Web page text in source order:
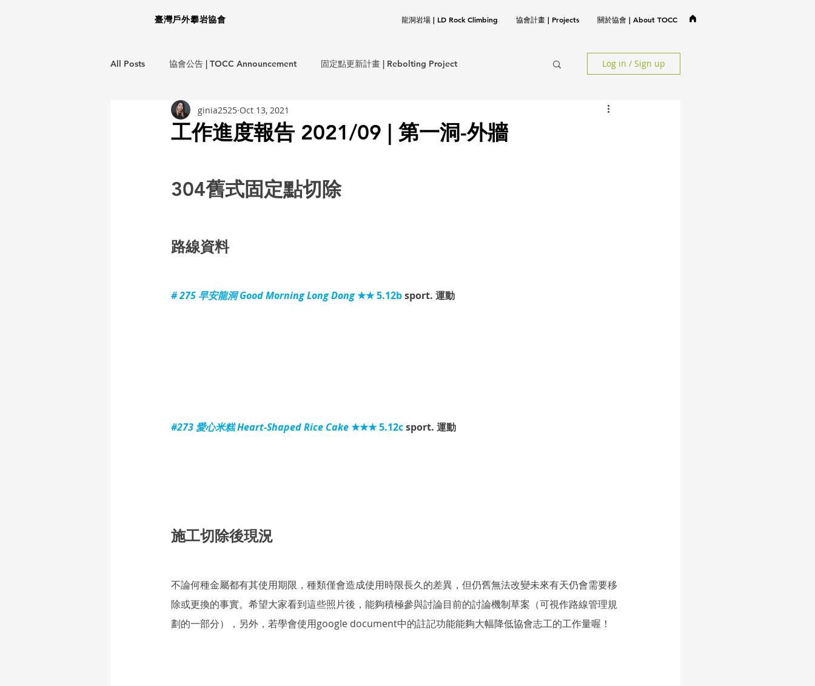
臺灣戶外攀岩協會 龍洞岩場 | LD Rock Climbing 協會計畫 | Projects 關於協會 | About TOCC
All Posts 協會公告 | TOCC Announcement 固定點更新計畫 | Rebolting Project
龍洞岩場救援計畫 | LD EMS Project
不分類 | Miscellaneous
Log in / Sign up
工作進度報告 2021/09 | 第一洞-外牆
ginia2525 Oct 13, 2021
304舊式固定點切除
路線資料
# 275 早安龍洞 Good Morning Long Dong ★★ 5.12b sport. 運動
#273 愛心米糕 Heart-Shaped Rice Cake ★★★ 5.12c sport. 運動
施工切除後現況
不論何種金屬都有其使用期限，種類僅會造成使用時限長久的差異，但仍舊無法改變未來有天仍會需要移
除或更換的事實。希望大家看到這些照片後，能夠積極參與討論目前的討論機制草案（可視作路線管理規
劃的一部分），另外，若學會使用google document中的註記功能能夠大幅降低協會志工的工作量喔！